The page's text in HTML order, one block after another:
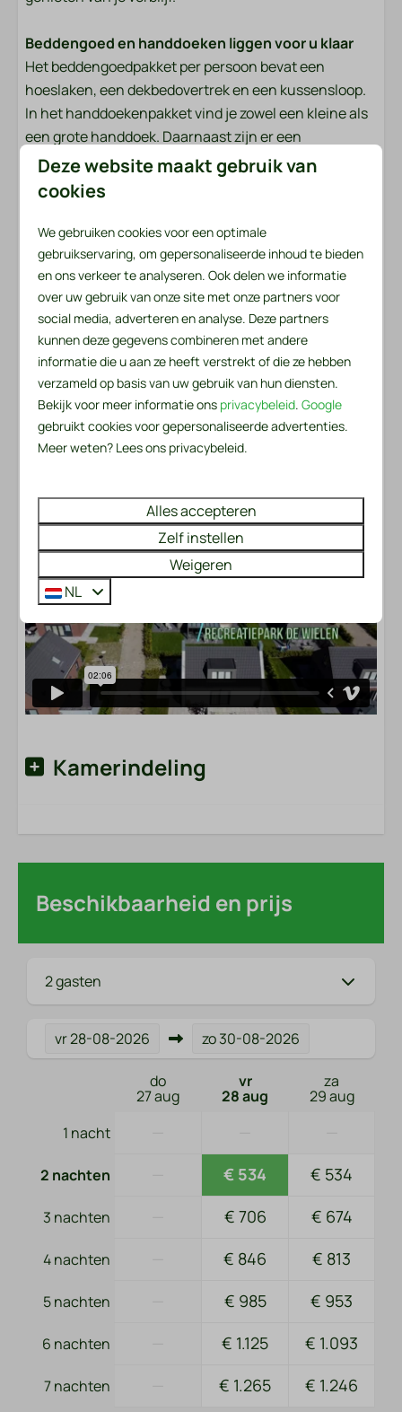
Dichtbij het strand
Avondzon
Vrijstaand
Ochtendzon
Buiten
Loungeset
Terras: Niet overdekt
Parkeerplaats: 1
Veiligheid
Brandblusser
Rookmelder
Horren
Verwarming & Verkoeling
Vloerverwarming
Beddengoed en handdoeken liggen voor u klaar
Het beddengoedpakket per persoon bevat een
hoeslaken, een dekbedovertrek en een kussensloop.
In het handdoekenpakket vind je zowel een kleine als
een grote handdoek. Daarnaast zijn er een
keukenhanddoek en een theedoek beschikbaar. Voor
de eerste dag is er ook een handige serviceset
afwasborstel, vaatdoek, afwasmiddel, twee
vaatwastabletten en een rol toiletpapier.
Opgemaakte bedden?
Wilt u bij aankomst direct genieten van opgemaakte
bedden? Voor slechts € 6,50 per bed regelen we dit
graag voor u. U kunt deze optie eenvoudig aanvinken
tijdens het boeken.
Let op: Onze accommodaties kunnen uitsluitend voor
recreatieve doeleinden worden gehuurd.
Energielabel:
Kamerindeling
Beschikbaarheid en prijs
2 gasten
vr28-08-2026 zo30-08-2026
do
27 aug
vr
28 aug
za
29 aug
1 nacht
2 nachten € 534 € 534
3 nachten € 706 € 674
4 nachten € 846 € 813
5 nachten € 985 € 953
6 nachten € 1.125 € 1.093
7 nachten € 1.265 € 1.246
Deze website maakt gebruik van
cookies
We gebruiken cookies voor een optimale
gebruikservaring, om gepersonaliseerde inhoud te bieden
en ons verkeer te analyseren. Ook delen we informatie
over uw gebruik van onze site met onze partners voor
social media, adverteren en analyse. Deze partners
kunnen deze gegevens combineren met andere
informatie die u aan ze heeft verstrekt of die ze hebben
verzameld op basis van uw gebruik van hun diensten.
Bekijk voor meer informatie ons privacybeleid.Google
gebruikt cookies voor gepersonaliseerde advertenties.
Meer weten? Lees ons privacybeleid.
Alles accepteren
Zelf instellen
Weigeren
NL